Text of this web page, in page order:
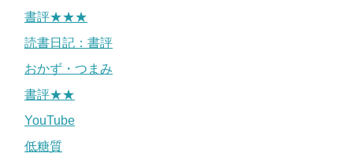
書評★★★
読書日記：書評
おかず・つまみ
書評★★
YouTube
低糖質